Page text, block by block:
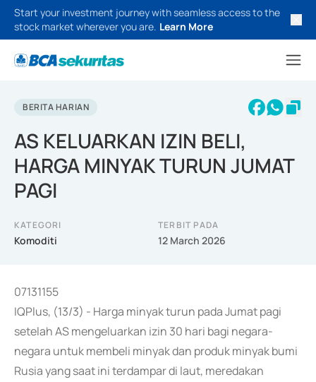
Start your investment journey with seamless access to the
stock market wherever you are. Learn More
BERITA HARIAN
AS KELUARKAN IZIN BELI,
HARGA MINYAK TURUN JUMAT
PAGI
KATEGORI
Komoditi
TERBIT PADA
12 March 2026
07131155
IQPlus, (13/3) - Harga minyak turun pada Jumat pagi
setelah AS mengeluarkan izin 30 hari bagi negara-
negara untuk membeli minyak dan produk minyak bumi
Rusia yang saat ini terdampar di laut, meredakan